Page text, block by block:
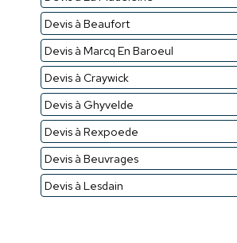
Devis à Beaufort
Devis à Marcq En Baroeul
Devis à Craywick
Devis à Ghyvelde
Devis à Rexpoede
Devis à Beuvrages
Devis à Lesdain